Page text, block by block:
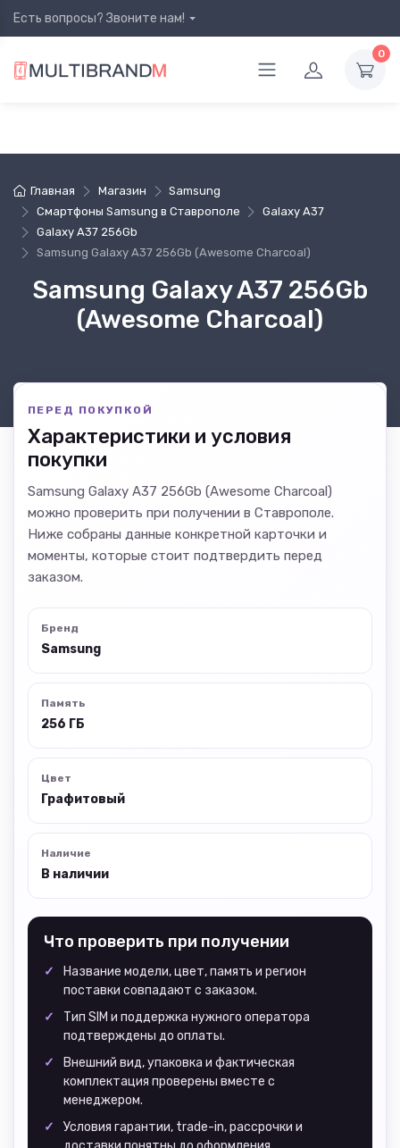
Есть вопросы? Звоните нам!
0
Главная Магазин
Samsung
Смартфоны Samsung в Ставрополе
Galaxy A37
Galaxy A37 256Gb
Samsung Galaxy A37 256Gb (Awesome Charcoal)
Samsung Galaxy A37 256Gb
(Awesome Charcoal)
ПЕРЕД ПОКУПКОЙ
Характеристики и условия
покупки
Samsung Galaxy A37 256Gb (Awesome Charcoal)
можно проверить при получении в Ставрополе.
Ниже собраны данные конкретной карточки и
моменты, которые стоит подтвердить перед
заказом.
Бренд
Samsung
Память
256 ГБ
Цвет
Графитовый
Наличие
В наличии
Что проверить при получении
Название модели, цвет, память и регион
поставки совпадают с заказом.
Тип SIM и поддержка нужного оператора
подтверждены до оплаты.
Внешний вид, упаковка и фактическая
комплектация проверены вместе с
менеджером.
Условия гарантии, trade-in, рассрочки и